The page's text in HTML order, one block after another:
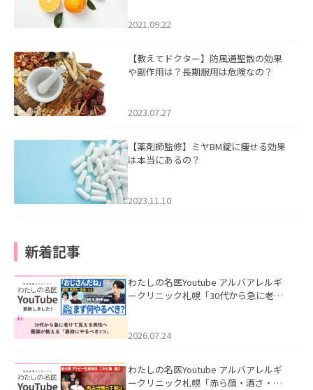
2021.09.22
【教えてドクター】防風通聖散の効果
や副作用は？長期服用は危険なの？
2023.07.27
【薬剤師監修】ミヤBM錠に痩せる効果
は本当にあるの？
2023.11.10
新着記事
わたしの名医Youtube アルバアレルギ
ークリニック札幌「30代から急に老け
た。
2026.07.24
わたしの名医Youtube アルバアレルギ
ークリニック札幌「赤ら顔・酒さ・ニ